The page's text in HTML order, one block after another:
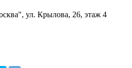
ул. Крылова, 26, этаж 4